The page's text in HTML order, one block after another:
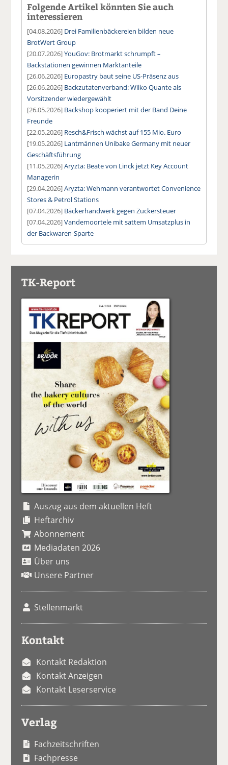
Folgende Artikel könnten Sie auch
interessieren
[04.08.2026] Drei Familienbäckereien bilden neue
BrotWert Group
[20.07.2026]YouGov: Brotmarkt schrumpft –
Backstationen gewinnen Marktanteile
[26.06.2026] Europastry baut seine US-Präsenz aus
[26.06.2026] Backzutatenverband: Wilko Quante als
Vorsitzender wiedergewählt
[26.05.2026] Backshop kooperiert mit der Band Deine
Freunde
[22.05.2026] Resch&Frisch wächst auf 155 Mio. Euro
[19.05.2026] Lantmännen Unibake Germany mit neuer
Geschäftsführung
[11.05.2026]Aryzta: Beate von Linck jetzt Key Account
Managerin
[29.04.2026]Aryzta: Wehmann verantwortet Convenience
Stores & Petrol Stations
[07.04.2026] Bäckerhandwerk gegen Zuckersteuer
[07.04.2026]Vandemoortele mit sattem Umsatzplus in
der Backwaren-Sparte
TK-Report
Auszug aus dem aktuellen Heft
Heftarchiv
Abonnement
Mediadaten 2026
Über uns
Unsere Partner
Stellenmarkt
Kontakt
Kontakt Redaktion
Kontakt Anzeigen
Kontakt Leserservice
Verlag
Fachzeitschriften
Fachpresse